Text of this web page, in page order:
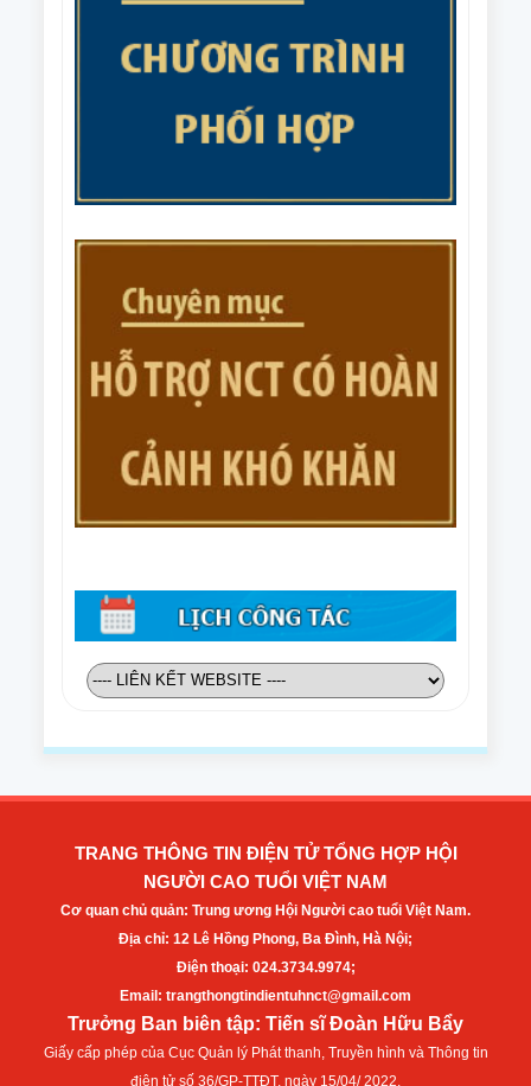
TRANG THÔNG TIN ĐIỆN TỬ TỔNG HỢP HỘI
NGƯỜI CAO TUỔI VIỆT NAM
Cơ quan chủ quản: Trung ương Hội Người cao tuổi Việt Nam.
Địa chỉ: 12 Lê Hồng Phong, Ba Đình, Hà Nội;
Điện thoại: 024.3734.9974;
Email: trangthongtindientuhnct@gmail.com
Trưởng Ban biên tập: Tiến sĩ Đoàn Hữu Bẩy
Giấy cấp phép của Cục Quản lý Phát thanh, Truyền hình và Thông tin
điện tử số 36/GP-TTĐT, ngày 15/04/ 2022.